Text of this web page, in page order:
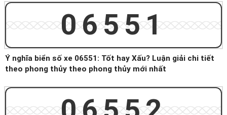
06551
Ý nghĩa biển số xe 06551: Tốt hay Xấu? Luận giải chi tiết
theo phong thủy theo phong thủy mới nhất